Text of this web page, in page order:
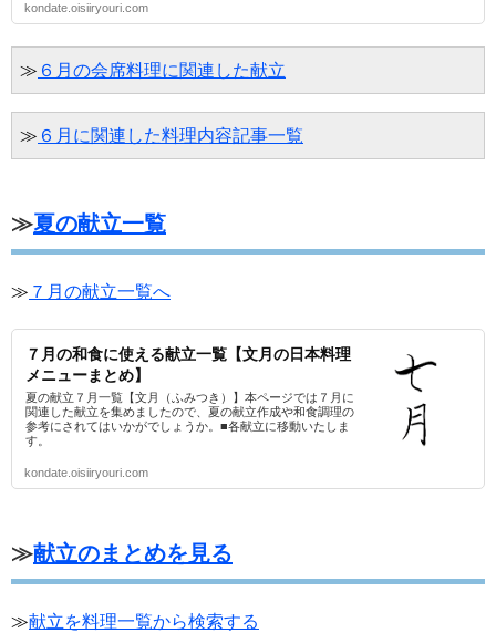
kondate.oisiiryouri.com
≫ ６月の会席料理に関連した献立
≫ ６月に関連した料理内容記事一覧
≫夏の献立一覧
≫ ７月の献立一覧へ
７月の和食に使える献立一覧【文月の日本料理
メニューまとめ】
夏の献立７月一覧【文月（ふみつき）】本ページでは７月に
関連した献立を集めましたので、夏の献立作成や和食調理の
参考にされてはいかがでしょうか。■各献立に移動いたしま
す。
kondate.oisiiryouri.com
≫献立のまとめを見る
≫献立を料理一覧から検索する